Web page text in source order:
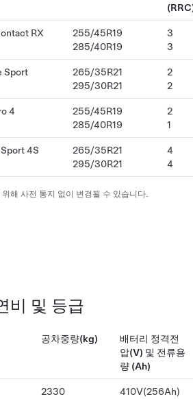
RX
255/45R19
285/40R19
3
3
Sport
265/35R21
295/30R21
2
2
4
255/45R19
285/40R19
2
1
4S
265/35R21
295/30R21
4
4
해 사전 통지 없이 변경될 수 있습니다.
비 및 등급
공차중량(kg)
배터리 정격전
압(V) 및 전류용
량 (Ah)
2330
410V(256Ah)